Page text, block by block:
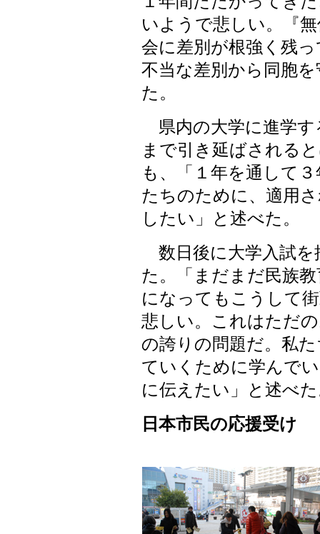
いようで悲しい。『
会に差別が根強く残
不当な差別から同胞
た。
県内の大学に進学す
まで引き延ばされる
も、「１年を通して
たちのために、適用
したい」と述べた。
数日後に大学入試を
た。「まだまだ民族
になってもこうして
悲しい。これはただ
の誇りの問題だ。私
ていくために学んで
に伝えたい」と述べ
日本市民の応援受け